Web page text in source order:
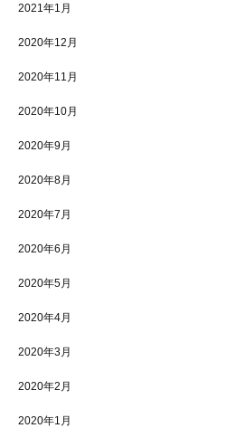
2021年1月
2020年12月
2020年11月
2020年10月
2020年9月
2020年8月
2020年7月
2020年6月
2020年5月
2020年4月
2020年3月
2020年2月
2020年1月